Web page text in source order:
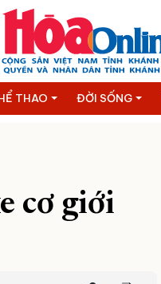
THAO ĐỜI SỐNG
cơ giới